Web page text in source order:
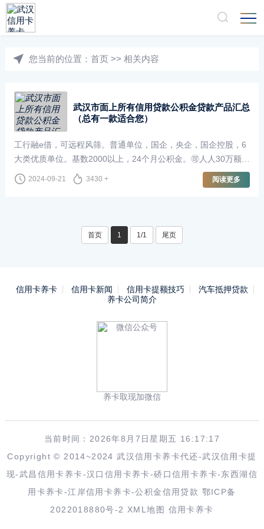
您当前的位置： 首页 >> 相关内容
武汉市面上所有信用贷款公积金贷款产品汇总
（总有一款适合您）
工行融e借，可远程风筛。普通单位，国企，央企，国企控股，6
大类优质单位。基数2000以上，24个月公积金。🉑人人30万额
度，三年先息后本3.89%🏠 家装预算不够·来办家装分期额度最
高100万⏰ 期限最长5年费率降至0.2···
2024-09-21 3430 + 阅读更多
首页 1 1/1 尾页
信用卡养卡 信用卡新闻 信用卡提额技巧
汽车抵押贷款
养卡公司简介
养卡取现加微信
当前时间：2026年8月7日星期五 16:17:17
Copyright © 2014~2024 武汉信用卡养卡代还-武汉信用卡提
现-武昌信用卡养卡-汉口信用卡养卡-硚口信用卡养卡-东西湖信
用卡养卡-江岸信用卡养卡-公积金信用贷款 鄂ICP备
2022018880号-2 XML地图 信用卡养卡